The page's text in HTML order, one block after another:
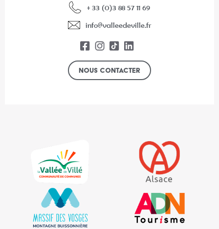
+ 33 (0)3 88 57 11 69
info@valleedeville.fr
Nous contacter